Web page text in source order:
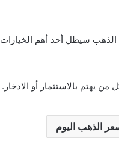
الذهب سيظل أحد أهم الخيارات
يهتم بالاستثمار أو الادخار.
الذهب اليوم